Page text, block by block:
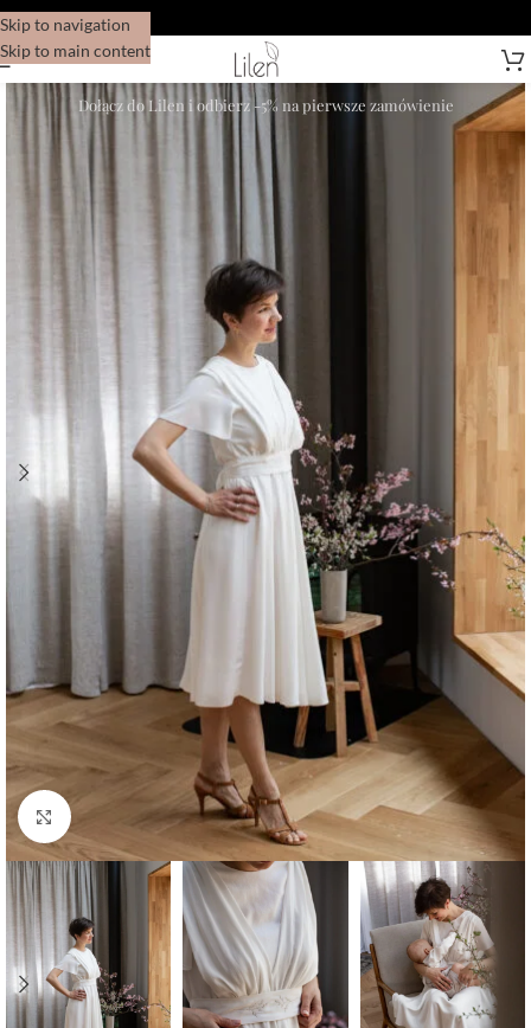
Skip to navigation
Skip to main content
Dołącz do Lilen i odbierz -5% na pierwsze zamówienie
Click to enlarge